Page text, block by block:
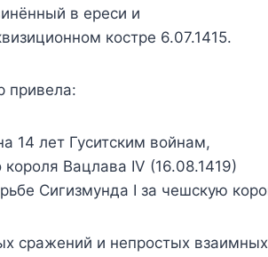
в ереси и
костре 6.07.1415.
привела:
14 лет Гуситским войнам,
Вацлава IV (16.08.1419)
Сигизмунда I за чешскую
сражений и непростых